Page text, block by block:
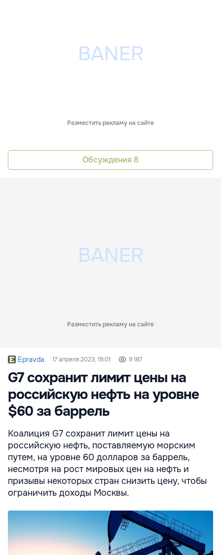
Разместить рекламу на сайте
Обсуждения 8
Разместить рекламу на сайте
Epravda 17 апреля 2023, 19:01 9 187
G7 сохранит лимит цены на
российскую нефть на уровне
$60 за баррель
Коалиция G7 сохранит лимит цены на
российскую нефть, поставляемую морским
путем, на уровне 60 долларов за баррель,
несмотря на рост мировых цен на нефть и
призывы некоторых стран снизить цену, чтобы
ограничить доходы Москвы.